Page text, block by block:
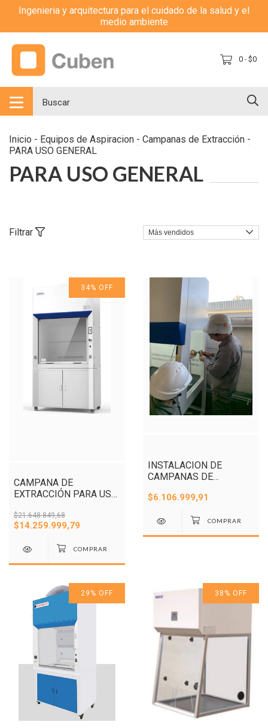
Ingenieria y arquitectura para el cuidado de la salud y el
medio ambiente
0 - $0
Inicio - Equipos de Aspiracion - Campanas de Extracción -
PARA USO GENERAL
PARA USO GENERAL
Filtrar
34% OFF
CAMPANA DE
EXTRACCIÓN PARA USO
$21.648.849,68
$14.259.999,79
INSTALACION DE
CAMPANAS DE
$6.106.999,91
29 % OFF 38 % OFF